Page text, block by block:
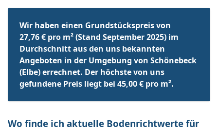
Wir haben einen Grundstückspreis von
27,76 € pro m² (Stand September 2025) im
Durchschnitt aus den uns bekannten
Angeboten in der Umgebung von Schönebeck
(Elbe) errechnet. Der höchste von uns
gefundene Preis liegt bei 45,00 € pro m².
Wo finde ich aktuelle Bodenrichtwerte für